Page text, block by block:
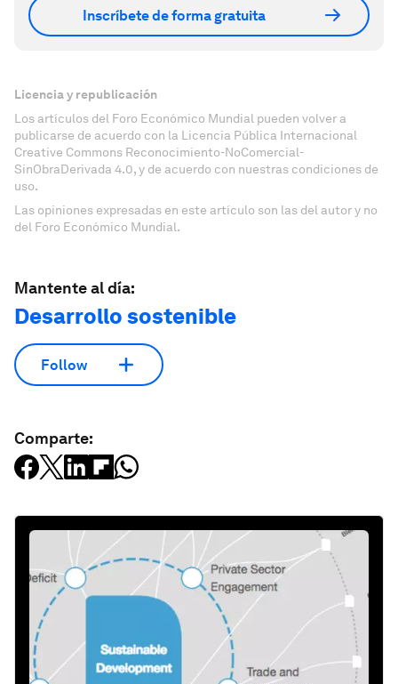
Inscríbete de forma gratuita
Licencia y republicación
Los artículos del Foro Económico Mundial pueden volver a
publicarse de acuerdo con la Licencia Pública Internacional
Creative Commons Reconocimiento-NoComercial-
SinObraDerivada 4.0, y de acuerdo con nuestras condiciones de
uso.
Las opiniones expresadas en este artículo son las del autor y no
del Foro Económico Mundial.
Mantente al día:
Desarrollo sostenible
Follow
Comparte: